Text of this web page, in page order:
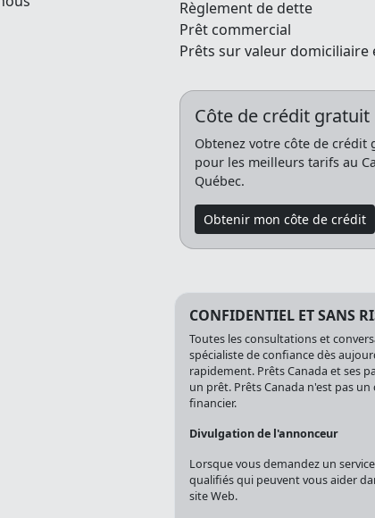
Règlement de dette
Prêt commercial
Prêts sur valeur domiciliaire
Côte de crédit gratuit
Obtenez votre côte de crédit
pour les meilleurs tarifs au
Québec.
Obtenir mon côte de crédit
CONFIDENTIEL ET SANS
Toutes les consultations et
spécialiste de confiance dès
rapidement. Prêts Canada et ses
un prêt. Prêts Canada n'est pas
financier.
Divulgation de l'annonceur
Lorsque vous demandez un
qualifiés qui peuvent vous aider
site Web.